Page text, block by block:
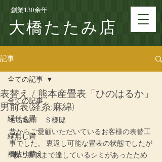
創業130余年
大橋たたみ店
記事
全ての記事
縁付き畳
縁無し畳
襖貼り替え
全ての記事
表替え / 熊本産畳表「ひのはるか」
男前表(経糸:麻綿)
名古屋市　Ｓ様邸
昔からご愛顧いただいているお客様の表替工
事でした。 裏返し可能な畳表の状態でしたが
1枚に裏側まで達しているシミがあったため